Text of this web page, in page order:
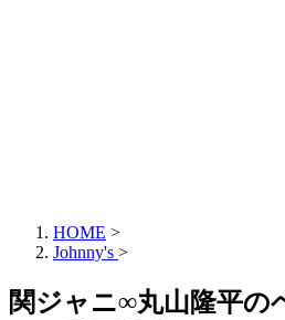
HOME >
Johnny's >
関ジャニ∞丸山隆平の